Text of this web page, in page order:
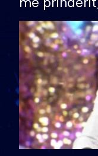
divorci apo